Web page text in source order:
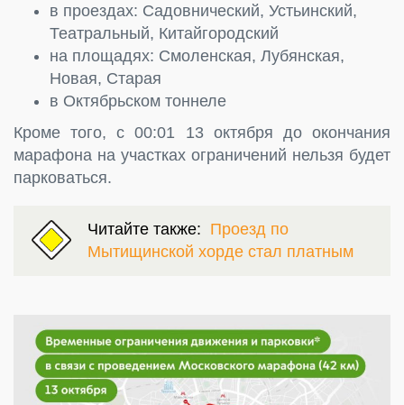
в проездах: Садовнический, Устьинский,
Театральный, Китайгородский
на площадях: Смоленская, Лубянская,
Новая, Старая
в Октябрьском тоннеле
Кроме того, с 00:01 13 октября до окончания
марафона на участках ограничений нельзя будет
парковаться.
Читайте также: Проезд по
Мытищинской хорде стал платным